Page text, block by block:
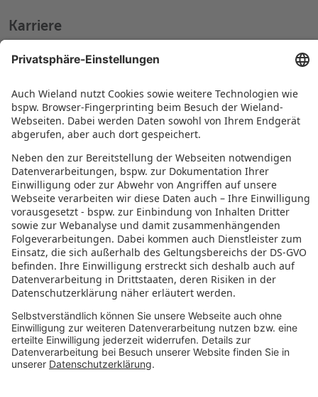
Karriere
Jobs Europa
Jobs Asien
RECHTLICHES
Datenschutz
Impressum
Governance
Nutzungsbedingungen
Datenschutzeinstellungen
FOLGE UNS AUF